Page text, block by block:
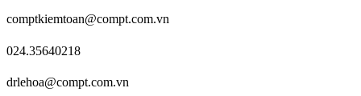
comptkiemtoan@compt.com.vn
024.35640218
drlehoa@compt.com.vn